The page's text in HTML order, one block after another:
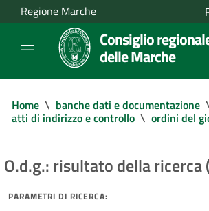
Regione Marche
Consiglio
delle Marche
Home \ banche dati e documentazione
atti di indirizzo e controllo \ ordini del
O.d.g.: risultato della ricerca
PARAMETRI DI RICERCA: